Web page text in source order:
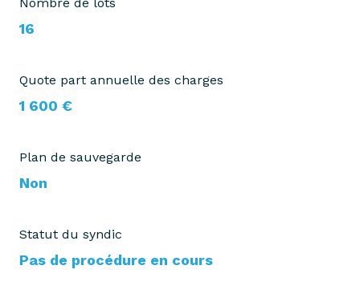
16
Quote part annuelle des charges
1 600 €
Plan de sauvegarde
Non
Statut du syndic
Pas de procédure en cours